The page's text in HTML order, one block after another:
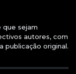
que sejam
autores, com
publicação original.